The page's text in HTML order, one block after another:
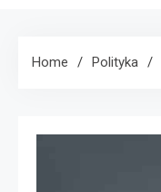
Home Polityka